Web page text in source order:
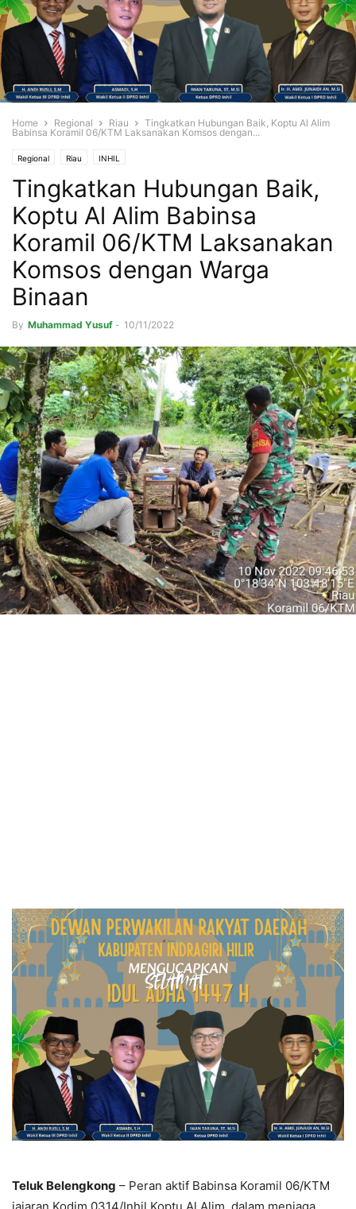
Home Regional Riau
Tingkatkan Hubungan Baik, Koptu Al Alim
Babinsa Koramil 06/KTM Laksanakan Komsos dengan...
Regional Riau INHIL
Tingkatkan Hubungan Baik,
Koptu Al Alim Babinsa
Koramil 06/KTM Laksanakan
Komsos dengan Warga
Binaan
By Muhammad Yusuf - 10/11/2022
Teluk Belengkong – Peran aktif Babinsa Koramil 06/KTM